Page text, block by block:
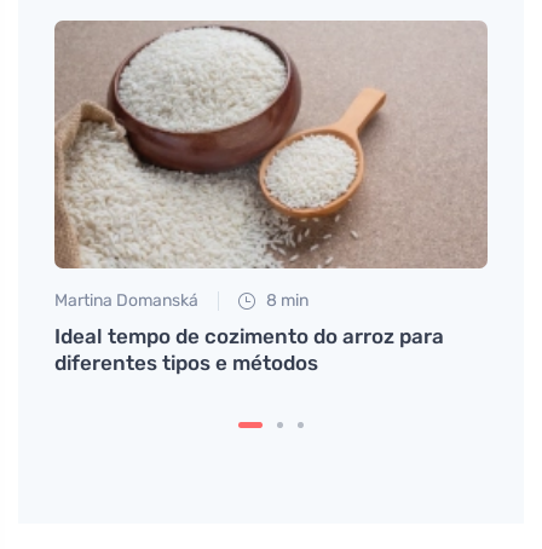
Martina Domanská 8 min
Ideal tempo de cozimento do arroz para
diferentes tipos e métodos